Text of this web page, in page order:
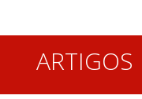
ARTIGOS